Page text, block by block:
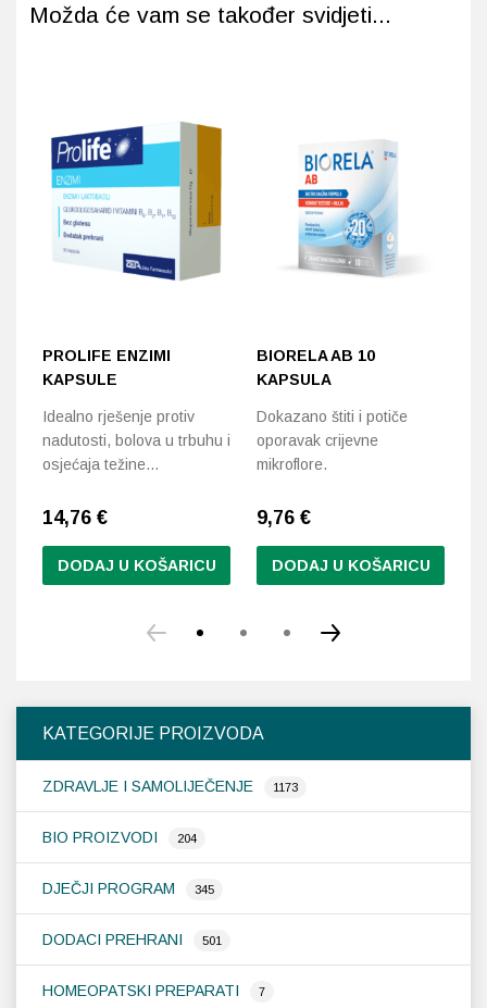
KATEGORIJE PROIZVODA
ZDRAVLJE I SAMOLIJEČENJE 1173
BIO PROIZVODI 204
DJEČJI PROGRAM 345
DODACI PREHRANI 501
HOMEOPATSKI PREPARATI 7
Možda će vam se također svidjeti...
PROLIFE ENZIMI
KAPSULE
Idealno rješenje protiv
nadutosti, bolova u trbuhu i
osjećaja težine…
14,76 €
DODAJ U KOŠARICU
BIORELA AB 10
KAPSULA
Dokazano štiti i potiče
oporavak crijevne
mikroflore.
9,76 €
DODAJ U KOŠARICU